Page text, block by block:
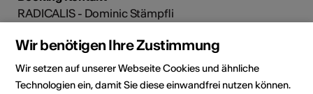
RADICALIS - Dominic Stämpfli
E-Mail
Webseite
Wir benötigen Ihre Zustimmung
Wir setzen auf unserer Webseite Cookies und ähnliche
Technologien ein, damit Sie diese einwandfrei nutzen können.